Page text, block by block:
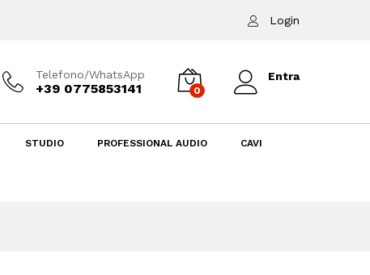
Login
Telefono/WhatsApp
+39 0775853141 0
Entra
STUDIO PROFESSIONAL AUDIO CAVI